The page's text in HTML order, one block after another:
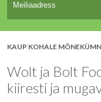
KAUP KOHALE
Wolt ja Bolt
kiiresti ja